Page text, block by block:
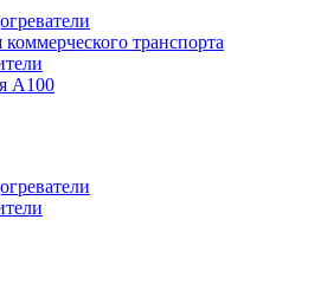
транспорта
A100